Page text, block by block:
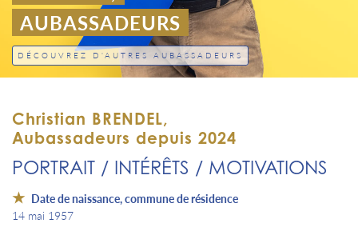
AUBASSADEURS
DÉCOUVREZ D'AUTRES AUBASSADEURS
Christian BRENDEL,
Aubassadeurs depuis 2024
PORTRAIT / INTÉRÊTS / MOTIVATIONS
Date de naissance, commune de résidence
14 mai 1957